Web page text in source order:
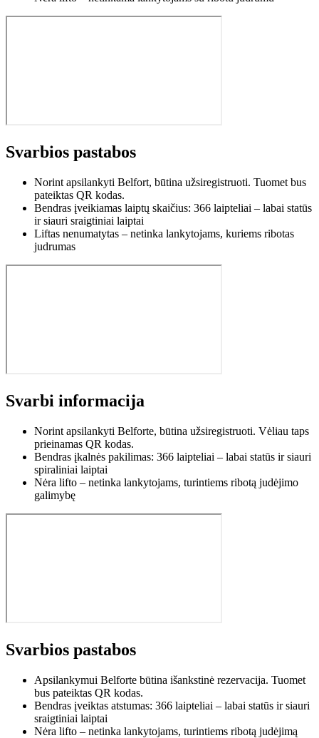
Svarbios pastabos
Norint apsilankyti Belfort, būtina užsiregistruoti. Tuomet bus
pateiktas QR kodas.
Bendras įveikiamas laiptų skaičius: 366 laipteliai – labai statūs
ir siauri sraigtiniai laiptai
Liftas nenumatytas – netinka lankytojams, kuriems ribotas
judrumas
Svarbi informacija
Norint apsilankyti Belforte, būtina užsiregistruoti. Vėliau taps
prieinamas QR kodas.
Bendras įkalnės pakilimas: 366 laipteliai – labai statūs ir siauri
spiraliniai laiptai
Nėra lifto – netinka lankytojams, turintiems ribotą judėjimo
galimybę
Svarbios pastabos
Apsilankymui Belforte būtina išankstinė rezervacija. Tuomet
bus pateiktas QR kodas.
Bendras įveiktas atstumas: 366 laipteliai – labai statūs ir siauri
sraigtiniai laiptai
Nėra lifto – netinka lankytojams, turintiems ribotą judėjimą